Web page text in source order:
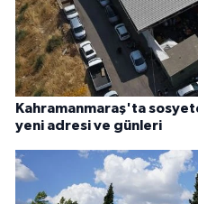
Kahramanmaraş'ta
yeni adresi ve günleri